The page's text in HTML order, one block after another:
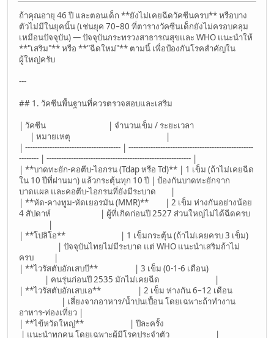
ถ้าคุณอายุ 46 ปี และตอนเด็ก **ยังไม่เคยฉีดวัคซีนครบ** หรือบาง
ตัวไม่มีในยุคนั้น (เช่นยุค 70–80 ที่ตารางวัคซีนเด็กยังไม่ครอบคลุม
เหมือนปัจจุบัน) — ปัจจุบันกระทรวงสาธารณสุขและ WHO แนะนำให้
**"เสริม"** หรือ **"ฉีดใหม่"** ตามนี้ เพื่อป้องกันโรคสำคัญใน
ผู้ใหญ่ครับ
---
## 1. วัคซีนพื้นฐานที่ควรตรวจสอบและเสริม
| วัคซีน | จำนวนเข็ม / ระยะเวลา
| หมายเหตุ |
| --------------------------------------- | ---------------------------------------------------
-------- | ----------------------------------------------------------- |
| **บาดทะยัก-คอตีบ-ไอกรน (Tdap หรือ Td)** | 1 เข็ม (ถ้าไม่เคยฉีด
ใน 10 ปีที่ผ่านมา) แล้วกระตุ้นทุก 10 ปี | ป้องกันบาดทะยักจาก
บาดแผล และคอตีบ-ไอกรนที่ยังมีระบาด |
| **หัด-คางทูม-หัดเยอรมัน (MMR)** | 2 เข็ม ห่างกันอย่างน้อย
4 สัปดาห์ | ผู้ที่เกิดก่อนปี 2527 ส่วนใหญ่ไม่ได้ฉีดครบ
|
| **โปลิโอ** | 1 เข็มกระตุ้น (ถ้าไม่เคยครบ 3 เข็ม)
| ปัจจุบันไทยไม่มีระบาด แต่ WHO แนะนำเสริมถ้าไม่
ครบ |
| **ไวรัสตับอักเสบบี** | 3 เข็ม (0-1-6 เดือน)
| คนรุ่นก่อนปี 2535 มักไม่เคยฉีด |
| **ไวรัสตับอักเสบเอ** | 2 เข็ม ห่างกัน 6–12 เดือน
| เสี่ยงจากอาหาร/น้ำปนเปื้อน โดยเฉพาะถ้าทำงาน
อาหาร-ท่องเที่ยว |
| **ไข้หวัดใหญ่** | ปีละครั้ง
| แนะนำทุกคน โดยเฉพาะผู้มีโรคประจำตัว |